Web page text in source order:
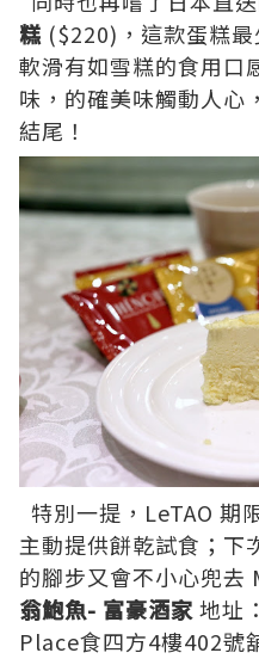
糕 ($220)，這款蛋糕
軟滑有如雪糕的食用口
味，的確美味觸動人心
結尾！
特別一提， LeTAO 期
主動提供餅乾試食；下
的腳步又會不小心兜
翁鮑魚- 富豪酒家地址
Place食四方4樓402號